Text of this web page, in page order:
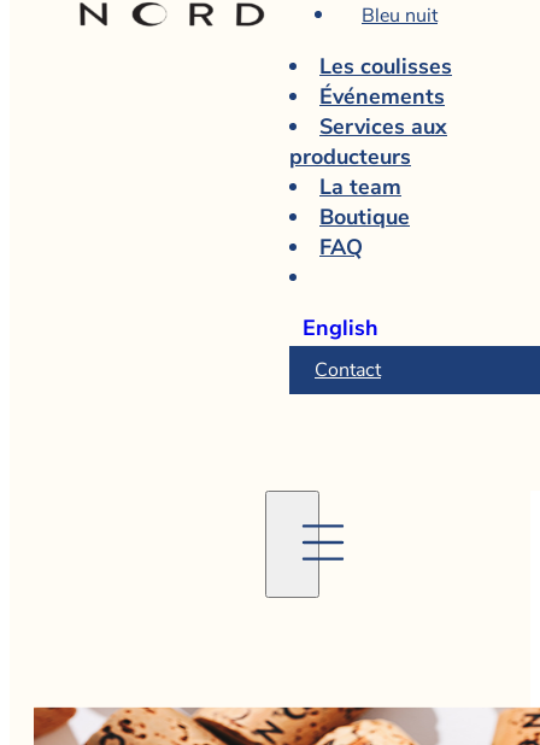
Bleu nuit
Les coulisses
Événements
Services aux
producteurs
La team
Boutique
FAQ
English
Contact